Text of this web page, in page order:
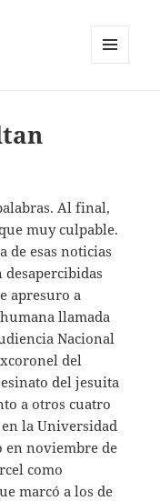
Al final,
muy culpable.
de esas noticias
desapercibidas
apresuro a
llamada
Nacional
del
del jesuita
a otros cuatro
la Universidad
en noviembre de
como
marcó a los de